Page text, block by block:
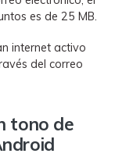
es de 25 MB.
internet activo
del correo
tono de